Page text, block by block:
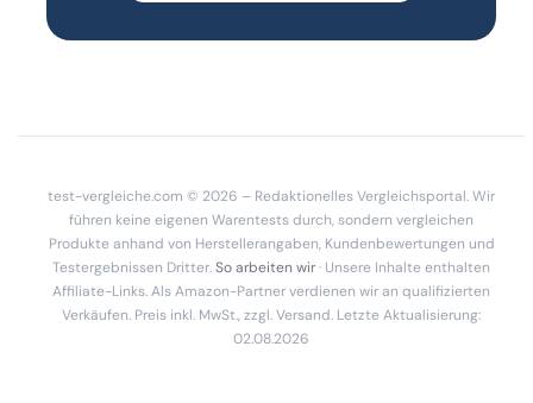
test-vergleiche.com © 2026 – Redaktionelles Vergleichsportal. Wir
führen keine eigenen Warentests durch, sondern vergleichen
Produkte anhand von Herstellerangaben, Kundenbewertungen und
Testergebnissen Dritter.So arbeiten wir· Unsere Inhalte enthalten
Affiliate-Links. Als Amazon-Partner verdienen wir an qualifizierten
Verkäufen. Preis inkl. MwSt., zzgl. Versand. Letzte Aktualisierung:
02.08.2026